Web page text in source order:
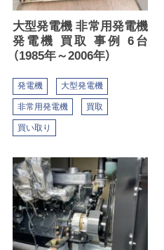
大型発電機 非常用発電機
発電機 買取 事例 6台
（1985年～2006年）
発電機 大型発電機
非常用発電機 買取
買い取り